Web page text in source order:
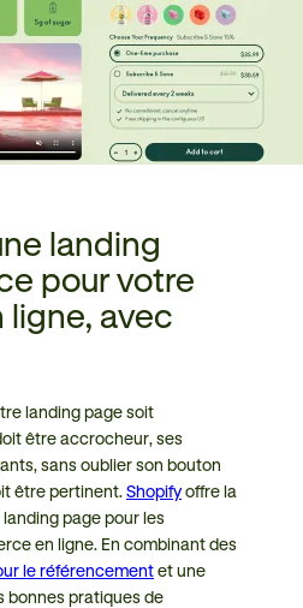
landing
pour votre
ligne, avec
landing page soit
être accrocheur, ses
sans oublier son bouton
être pertinent.Shopifyoffre la
page pour les
en ligne. En combinant des
le référencementet une
bonnes pratiques de